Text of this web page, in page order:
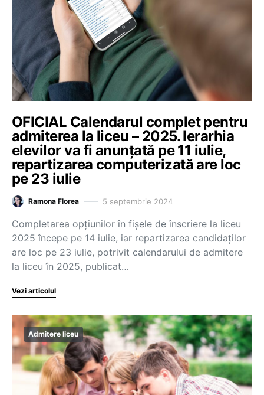
OFICIAL Calendarul complet pentru
admiterea la liceu – 2025. Ierarhia
elevilor va fi anunțată pe 11 iulie,
repartizarea computerizată are loc
pe 23 iulie
Ramona Florea 5 septembrie 2024
Completarea opțiunilor în fișele de înscriere la liceu
2025 începe pe 14 iulie, iar repartizarea candidaților
are loc pe 23 iulie, potrivit calendarului de admitere
la liceu în 2025, publicat…
Vezi articolul
Admitere liceu